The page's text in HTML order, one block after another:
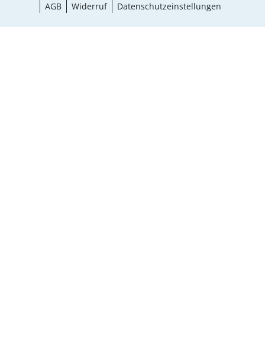
AGB
Widerruf Datenschutzeinstellungen